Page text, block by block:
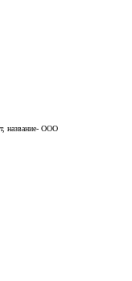
название- ООО